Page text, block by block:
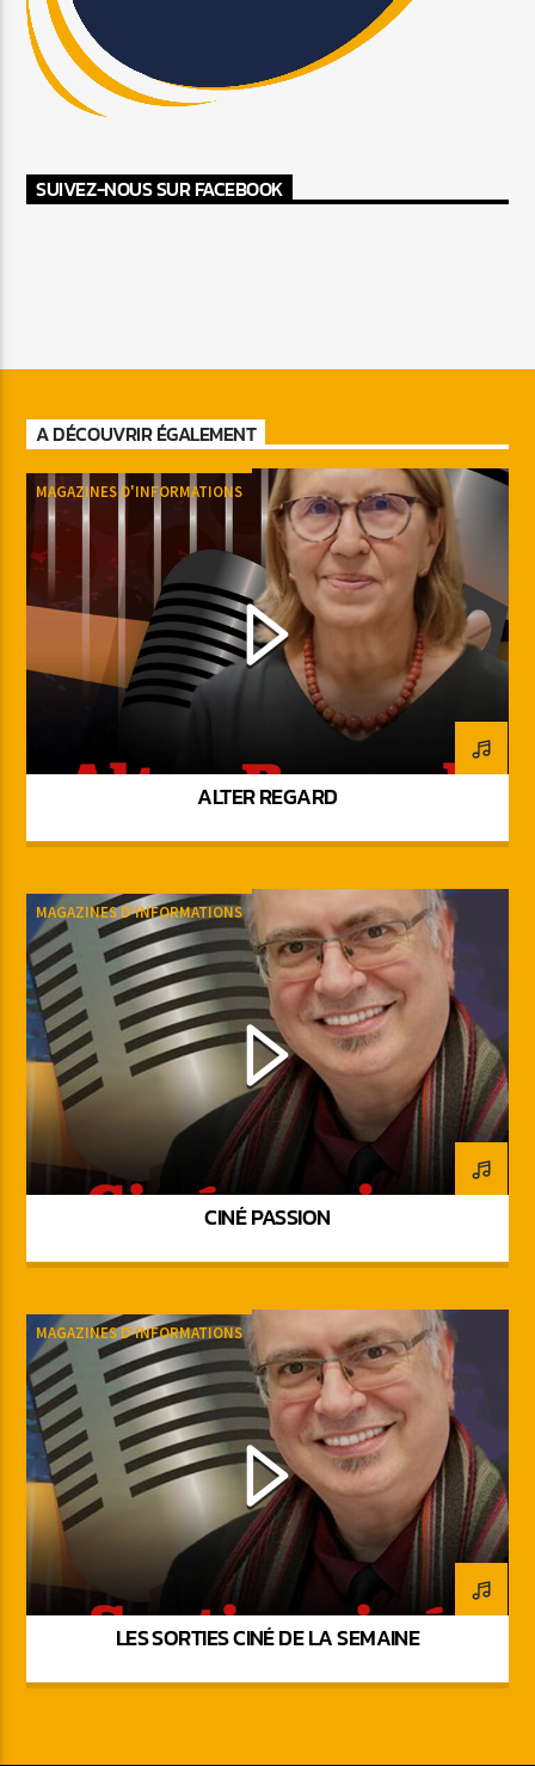
SUIVEZ-NOUS SUR FACEBOOK
A DÉCOUVRIR ÉGALEMENT
MAGAZINES D'INFORMATIONS
ALTER REGARD
MAGAZINES D'INFORMATIONS
CINÉ PASSION
MAGAZINES D'INFORMATIONS
LES SORTIES CINÉ DE LA SEMAINE